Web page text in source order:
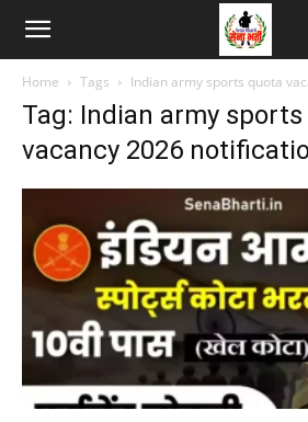
Home Tags Indian army sports quota
Tag: Indian army
vacancy 2026